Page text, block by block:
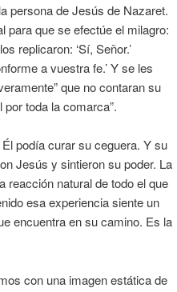
persona de Jesús de Nazaret.
para que se efectúe el milagro:
replicaron: ‘Sí, Señor.’
a vuestra fe.’ Y se les
que no contaran su
toda la comarca”.
podía curar su ceguera. Y su
Jesús y sintieron su poder. La
reacción natural de todo el que
esa experiencia siente un
encuentra en su camino. Es la
con una imagen estática de